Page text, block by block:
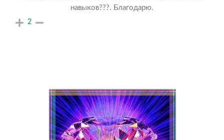
навыков???. Благодарю.
2